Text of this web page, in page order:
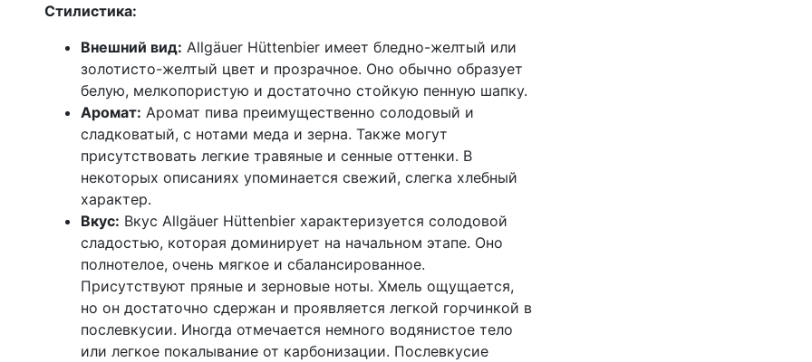
Стилистика:
Внешний вид: Allgäuer Hüttenbier имеет бледно-желтый или
золотисто-желтый цвет и прозрачное. Оно обычно образует
белую, мелкопористую и достаточно стойкую пенную шапку.
Аромат: Аромат пива преимущественно солодовый и
сладковатый, с нотами меда и зерна. Также могут
присутствовать легкие травяные и сенные оттенки. В
некоторых описаниях упоминается свежий, слегка хлебный
характер.
Вкус: Вкус Allgäuer Hüttenbier характеризуется солодовой
сладостью, которая доминирует на начальном этапе. Оно
полнотелое, очень мягкое и сбалансированное.
Присутствуют пряные и зерновые ноты. Хмель ощущается,
но он достаточно сдержан и проявляется легкой горчинкой в
послевкусии. Иногда отмечается немного водянистое тело
или легкое покалывание от карбонизации. Послевкусие